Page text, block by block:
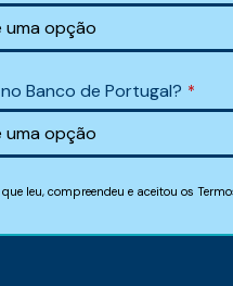
Banco de Portugal? *
leu, compreendeu e aceitou os